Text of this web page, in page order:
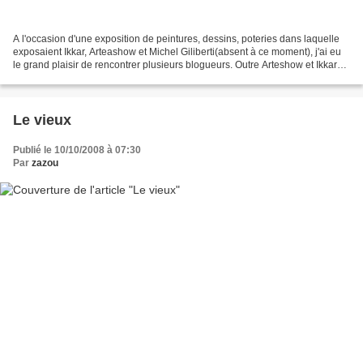
A l'occasion d'une exposition de peintures, dessins, poteries dans laquelle
exposaient Ikkar, Arteashow et Michel Giliberti(absent à ce moment), j'ai eu
le grand plaisir de rencontrer plusieurs blogueurs. Outre Arteshow et Ikkar
Le vieux
Publié le 10/10/2008 à 07:30
Par zazou